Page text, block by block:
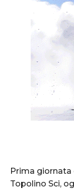
Prima giornata
Topolino Sci,